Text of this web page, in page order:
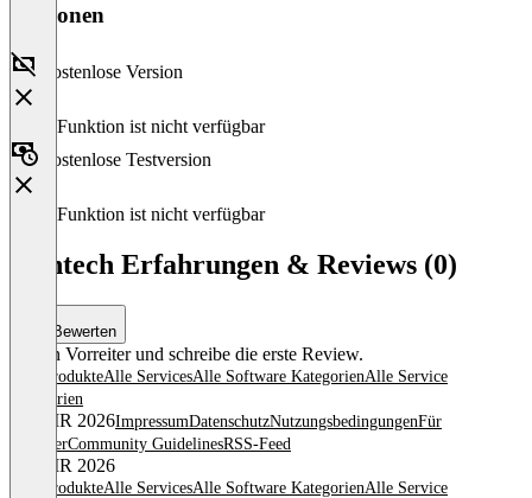
Versionen
Kostenlose Version
Diese Funktion ist nicht verfügbar
Kostenlose Testversion
Diese Funktion ist nicht verfügbar
Trintech Erfahrungen & Reviews (0)
Bewerten
Sei ein Vorreiter und schreibe die erste Review.
Alle ProdukteAlle ServicesAlle Software KategorienAlle Service
Kategorien
© OMR 2026ImpressumDatenschutzNutzungsbedingungenFür
AnbieterCommunity GuidelinesRSS-Feed
© OMR 2026
Alle ProdukteAlle ServicesAlle Software KategorienAlle Service